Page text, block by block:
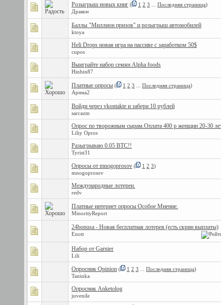
Розыгрыш новых книг ( 1 2 3 Последняя страница)
Дракон
Баллы "Миллион призов" и розыгрыш автомобилей
ktoya
Heli Drops новая игра на пассиве с заработком 50$
cupos
Выиграйте набор семян Alpha foods
Hinhin87
Платные опросы ( 1 2 3 Последняя страница)
Арина2
Войди через vkontakte и забери 10 рублей
sarcazm
Опрос по творожным сырам.Оплата 400 р женщин 20-30
Liliy Opros
Разыгрываю 0.05 BTC!!
Tyrist31
Опросы от mnogoprosov ( 1 2 3)
mnogoprosov
Международные лотереи.
redv
Платные интернет опросы Особое Мнение.
MinorityReport
24bonusa - Новая бесплатная лотерея (есть скрин выплаты)
Enott
Набор от Garnier
Lili
Опросник Opinion ( 1 2 3 Последняя страница)
Taninka
Опросник Anketolog
juvenile